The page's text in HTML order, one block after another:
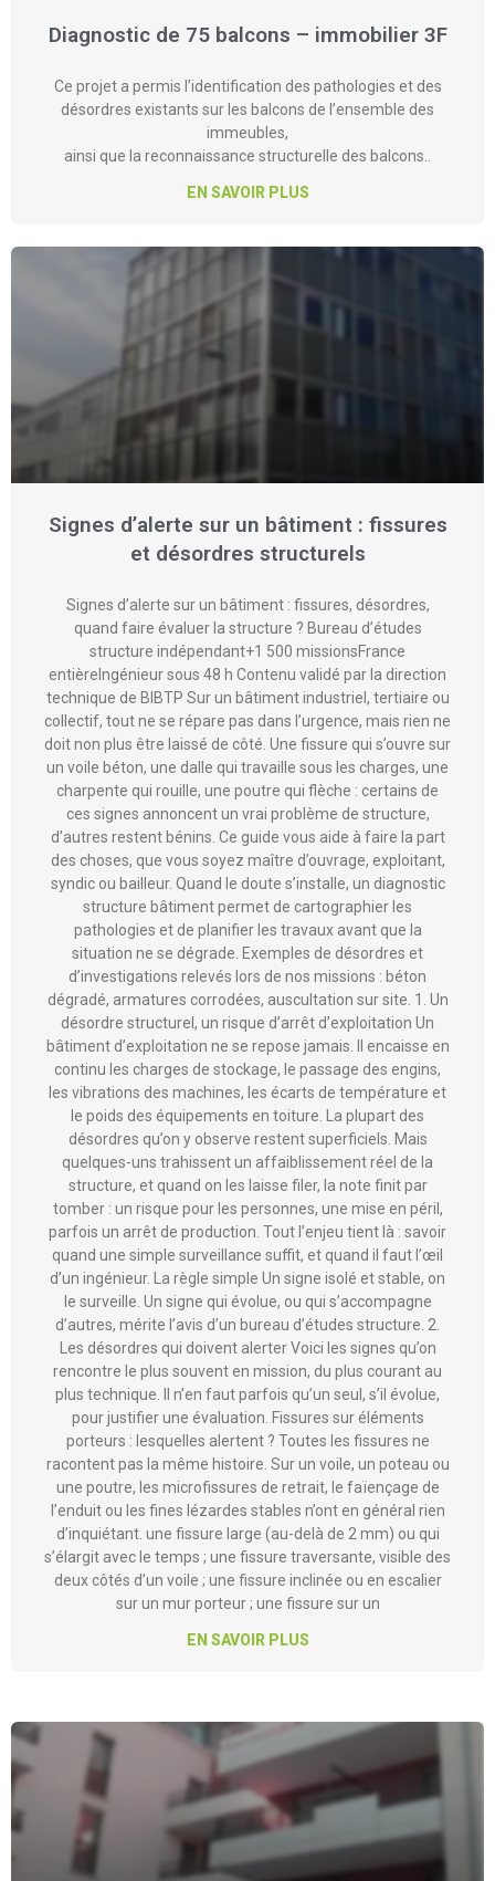
Diagnostic de 75 balcons – immobilier 3F
Ce projet a permis l’identification des pathologies et des
désordres existants sur les balcons de l’ensemble des
ainsi que la reconnaissance structurelle des balcons..
Signes d’alerte sur un bâtiment : fissures
et désordres structurels
Signes d’alerte sur un bâtiment : fissures, désordres,
quand faire évaluer la structure ? Bureau d’études
structure indépendant+1 500 missionsFrance
entièreIngénieur sous 48 h Contenu validé par la direction
technique de BIBTP Sur un bâtiment industriel, tertiaire ou
collectif, tout ne se répare pas dans l’urgence, mais rien ne
doit non plus être laissé de côté. Une fissure qui s’ouvre sur
un voile béton, une dalle qui travaille sous les charges, une
charpente qui rouille, une poutre qui flèche : certains de
ces signes annoncent un vrai problème de structure,
d’autres restent bénins. Ce guide vous aide à faire la part
des choses, que vous soyez maître d’ouvrage, exploitant,
syndic ou bailleur. Quand le doute s’installe, un diagnostic
structure bâtiment permet de cartographier les
pathologies et de planifier les travaux avant que la
situation ne se dégrade. Exemples de désordres et
d’investigations relevés lors de nos missions : béton
dégradé, armatures corrodées, auscultation sur site. 1. Un
désordre structurel, un risque d’arrêt d’exploitation Un
bâtiment d’exploitation ne se repose jamais. Il encaisse en
continu les charges de stockage, le passage des engins,
les vibrations des machines, les écarts de température et
le poids des équipements en toiture. La plupart des
désordres qu’on y observe restent superficiels. Mais
quelques-uns trahissent un affaiblissement réel de la
structure, et quand on les laisse filer, la note finit par
tomber : un risque pour les personnes, une mise en péril,
parfois un arrêt de production. Tout l’enjeu tient là : savoir
quand une simple surveillance suffit, et quand il faut l’œil
d’un ingénieur. La règle simple Un signe isolé et stable, on
le surveille. Un signe qui évolue, ou qui s’accompagne
d’autres, mérite l’avis d’un bureau d’études structure. 2.
Les désordres qui doivent alerter Voici les signes qu’on
rencontre le plus souvent en mission, du plus courant au
plus technique. Il n’en faut parfois qu’un seul, s’il évolue,
pour justifier une évaluation. Fissures sur éléments
porteurs : lesquelles alertent ? Toutes les fissures ne
racontent pas la même histoire. Sur un voile, un poteau ou
une poutre, les microfissures de retrait, le faïençage de
l’enduit ou les fines lézardes stables n’ont en général rien
d’inquiétant. une fissure large (au-delà de 2 mm) ou qui
s’élargit avec le temps ; une fissure traversante, visible des
sur un mur porteur ; une fissure sur un